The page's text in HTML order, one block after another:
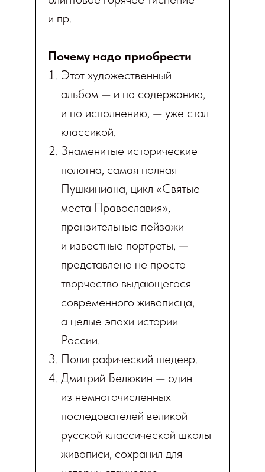
и пр.
Почему надо приобрести
Этот художественный
альбом — и по содержанию,
и по исполнению, — уже стал
классикой.
Знаменитые исторические
полотна, самая полная
Пушкиниана, цикл «Святые
места Православия»,
пронзительные пейзажи
и известные портреты, —
представлено не просто
творчество выдающегося
современного живописца,
а целые эпохи истории
России.
Полиграфический шедевр.
Дмитрий Белюкин — один
из немногочисленных
последователей великой
русской классической школы
живописи, сохранил для